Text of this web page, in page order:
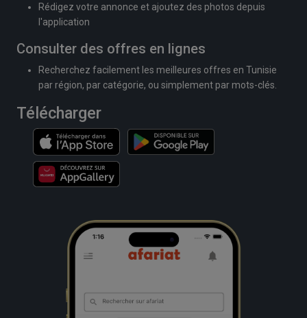
Rédigez votre annonce et ajoutez des photos depuis
l'application
Consulter des offres en lignes
Recherchez facilement les meilleures offres en Tunisie
par région, par catégorie, ou simplement par mots-clés.
Télécharger